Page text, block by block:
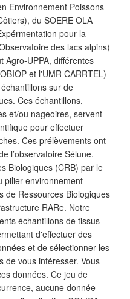
Environnement Poissons
du SOERE OLA
pour la
des lacs alpins)
Agro-UPPA, différentes
et l'UMR CARRTEL)
sur de
Ces échantillons,
et/ou nageoires, servent
pour effectuer
Ces prélèvements ont
l’observatoire Sélune.
Biologiques (CRB) par le
pilier environnement
de Ressources Biologiques
RARe. Notre
échantillons de tissus
d'effectuer des
et de sélectionner les
de vous intéresser. Vous
données. Ce jeu de
aucune donnée